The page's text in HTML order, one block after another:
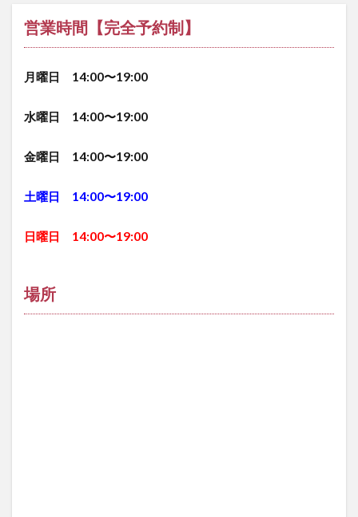
営業時間【完全予約制】
月曜日 14:00〜19:00
水曜日 14:00〜19:00
金曜日 14:00〜19:00
土曜日 14:00〜19:00
日曜日 14:00〜19:00
場所